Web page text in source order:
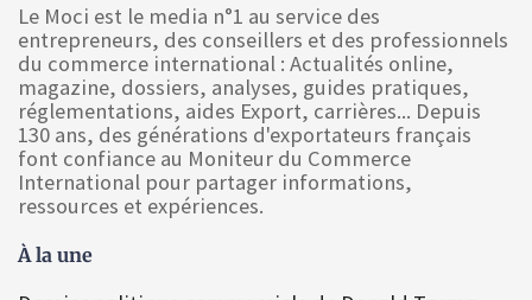
Le Moci est le media n°1 au service des
entrepreneurs, des conseillers et des professionnels
du commerce international : Actualités online,
magazine, dossiers, analyses, guides pratiques,
réglementations, aides Export, carrières... Depuis
130 ans, des générations d'exportateurs français
font confiance au Moniteur du Commerce
International pour partager informations,
ressources et expériences.
À la une